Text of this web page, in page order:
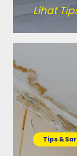
Lihat
Tips &